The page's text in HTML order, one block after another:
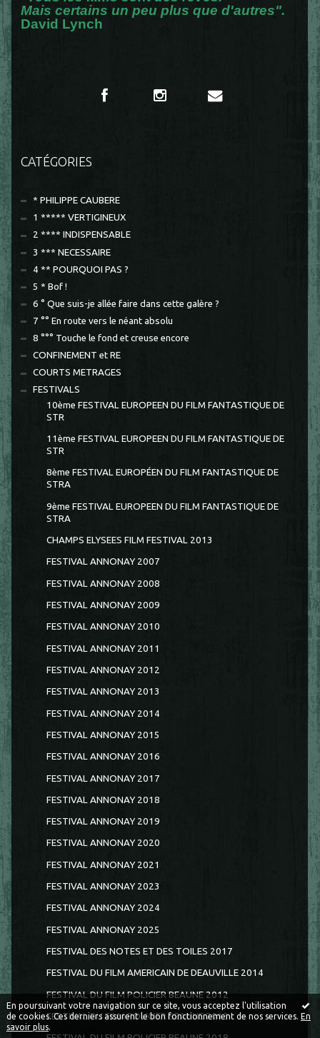
En poursuivant votre navigation sur ce site, vous acceptez l'utilisation
de cookies. Ces derniers assurent le bon fonctionnement de nos services. En
savoir plus.
Mais certains un peu plus que d'autres".
David Lynch
CATÉGORIES
* PHILIPPE CAUBERE
1 ***** VERTIGINEUX
2 **** INDISPENSABLE
3 *** NECESSAIRE
4 ** POURQUOI PAS ?
5 * Bof !
6 ° Que suis-je allée faire dans cette galère ?
7 °° En route vers le néant absolu
8 °°° Touche le fond et creuse encore
CONFINEMENT et RE
COURTS METRAGES
FESTIVALS
10ème FESTIVAL EUROPEEN DU FILM FANTASTIQUE DE
STR
11ème FESTIVAL EUROPEEN DU FILM FANTASTIQUE DE
STR
8ème FESTIVAL EUROPÉEN DU FILM FANTASTIQUE DE
STRA
9ème FESTIVAL EUROPEEN DU FILM FANTASTIQUE DE
STRA
CHAMPS ELYSEES FILM FESTIVAL 2013
FESTIVAL ANNONAY 2007
FESTIVAL ANNONAY 2008
FESTIVAL ANNONAY 2009
FESTIVAL ANNONAY 2010
FESTIVAL ANNONAY 2011
FESTIVAL ANNONAY 2012
FESTIVAL ANNONAY 2013
FESTIVAL ANNONAY 2014
FESTIVAL ANNONAY 2015
FESTIVAL ANNONAY 2016
FESTIVAL ANNONAY 2017
FESTIVAL ANNONAY 2018
FESTIVAL ANNONAY 2019
FESTIVAL ANNONAY 2020
FESTIVAL ANNONAY 2021
FESTIVAL ANNONAY 2023
FESTIVAL ANNONAY 2024
FESTIVAL ANNONAY 2025
FESTIVAL DES NOTES ET DES TOILES 2017
FESTIVAL DU FILM AMERICAIN DE DEAUVILLE 2014
FESTIVAL DU FILM POLICIER BEAUNE 2012
FESTIVAL DU FILM POLICIER BEAUNE 2013